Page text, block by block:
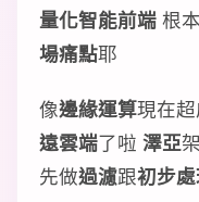
量化智能前端 根
場痛點耶
像邊緣運算現在
遠雲端了啦 澤亞
先做過濾跟初步